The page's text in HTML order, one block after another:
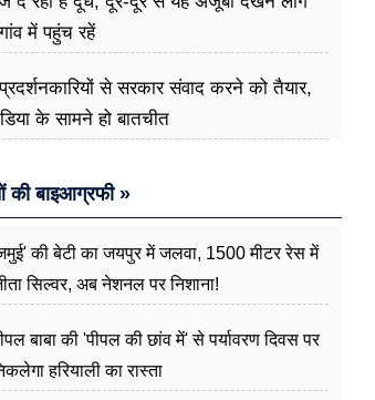
में पहुंच रहें
से सरकार संवाद करने को तैयार,
के सामने हो बातचीत
की बाइआग्रफी »
की बेटी का जयपुर में जलवा, 1500 मीटर रेस में
सिल्वर, अब नेशनल पर निशाना!
बाबा की 'पीपल की छांव में' से पर्यावरण दिवस पर
हरियाली का रास्ता